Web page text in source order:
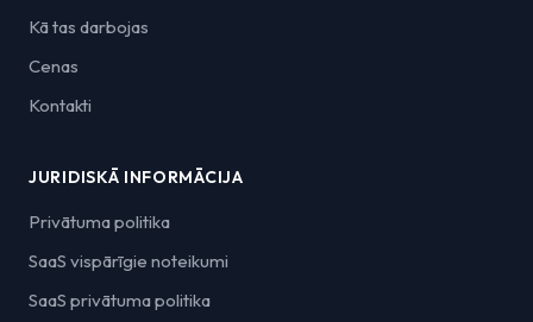
Kā tas darbojas
Cenas
Kontakti
JURIDISKĀ INFORMĀCIJA
Privātuma politika
SaaS vispārīgie noteikumi
SaaS privātuma politika